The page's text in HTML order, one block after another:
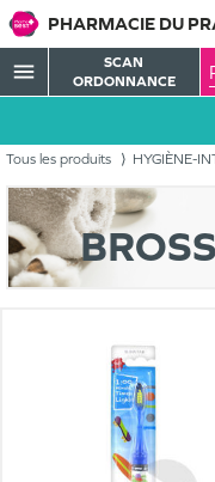
PHARMACIE DU
menu
SCAN
ORDONNANCE
Tous les produits HYGIÈNE-